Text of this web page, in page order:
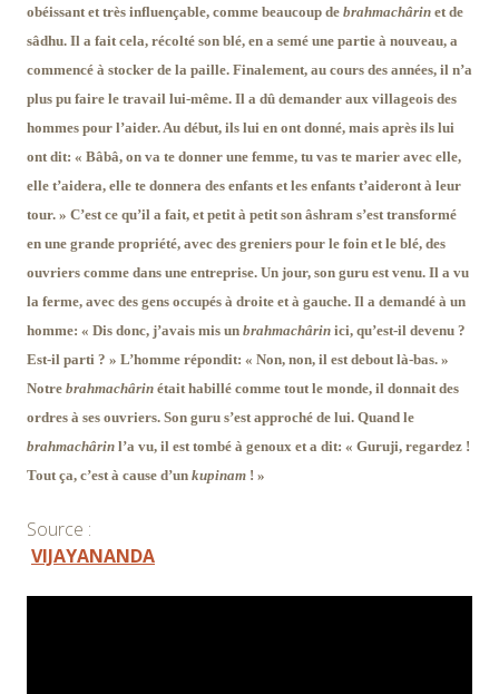
obéissant et très influençable, comme beaucoup de brahmachârin et de
sâdhu. Il a fait cela, récolté son blé, en a semé une partie à nouveau, a
commencé à stocker de la paille. Finalement, au cours des années, il n’a
plus pu faire le travail lui-même. Il a dû demander aux villageois des
hommes pour l’aider. Au début, ils lui en ont donné, mais après ils lui
ont dit: « Bâbâ, on va te donner une femme, tu vas te marier avec elle,
elle t’aidera, elle te donnera des enfants et les enfants t’aideront à leur
tour. » C’est ce qu’il a fait, et petit à petit son âshram s’est transformé
en une grande propriété, avec des greniers pour le foin et le blé, des
ouvriers comme dans une entreprise. Un jour, son guru est venu. Il a vu
la ferme, avec des gens occupés à droite et à gauche. Il a demandé à un
homme: « Dis donc, j’avais mis un brahmachârin ici, qu’est-il devenu ?
Est-il parti ? » L’homme répondit: « Non, non, il est debout là-bas. »
Notre brahmachârin était habillé comme tout le monde, il donnait des
ordres à ses ouvriers. Son guru s’est approché de lui. Quand le
brahmachârin l’a vu, il est tombé à genoux et a dit: « Guruji, regardez !
Tout ça, c’est à cause d’un kupinam ! »
Source :
VIJAYANANDA